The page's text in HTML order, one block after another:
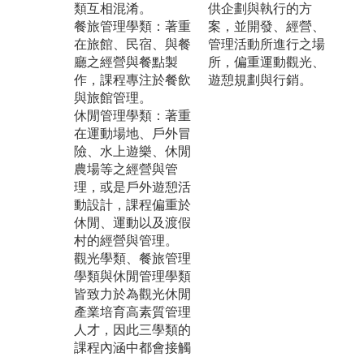
類互相混淆。
餐旅管理學類：著重
在旅館、民宿、與餐
廳之經營與餐點製
作，課程專注於餐飲
與旅館管理。
休閒管理學類：著重
在運動場地、戶外冒
險、水上遊樂、休閒
農場等之經營與管
理，或是戶外遊憩活
動設計，課程偏重於
休閒、運動以及渡假
村的經營與管理。
觀光學類、餐旅管理
學類與休閒管理學類
皆致力於為觀光休閒
產業培育高素質管理
人才，因此三學類的
課程內涵中都會接觸
供企劃與執行的方
案，並開發、經營、
管理活動所進行之場
所，偏重運動觀光、
遊憩規劃與行銷。